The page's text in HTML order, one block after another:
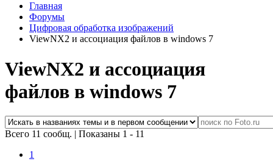
Главная
Форумы
Цифровая обработка изображений
ViewNX2 и ассоциация файлов в windows 7
ViewNX2 и ассоциация
файлов в windows 7
Всего 11 сообщ. | Показаны 1 - 11
1